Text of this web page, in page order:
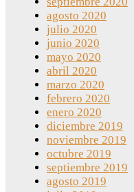
agosto 2020
julio 2020
junio 2020
mayo 2020
abril 2020
marzo 2020
febrero 2020
enero 2020
diciembre 2019
noviembre 2019
octubre 2019
septiembre 2019
agosto 2019